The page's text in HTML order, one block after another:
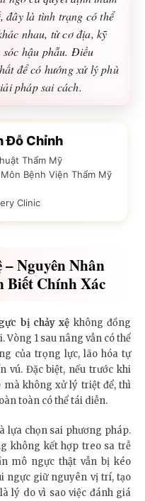
đây là tình trạng có thể
nhau, từ cơ địa, kỹ
sóc hậu phẫu. Điều
để có hướng xử lý phù
pháp sai cách.
Đỗ Chỉnh
Thẩm Mỹ
Bệnh Viện Thẩm Mỹ
Clinic
Nguyên Nhân
Biết Chính Xác
bị chảy xệ không đồng
Vòng 1 sau nâng vẫn có thể
của trọng lực, lão hóa tự
vú. Đặc biệt, nếu trước khi
mà không xử lý triệt để, thì
toàn có thể tái diễn.
lựa chọn sai phương pháp.
không kết hợp treo sa trễ
mô ngực thật vẫn bị kéo
ngực giữ nguyên vị trí, tạo
lý do vì sao việc đánh giá